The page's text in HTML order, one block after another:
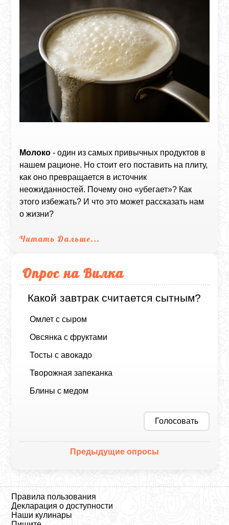
Молоко - один из самых привычных продуктов в
нашем рационе. Но стоит его поставить на плиту,
как оно превращается в источник
неожиданностей. Почему оно «убегает»? Как
этого избежать? И что это может рассказать нам
о жизни?
Читать Дальше...
Опрос на Вилка
Какой завтрак считается сытным?
Омлет с сыром
Овсянка с фруктами
Тосты с авокадо
Творожная запеканка
Блины с медом
Голосовать
Предыдущие опросы
Правила пользования
Декларация о доступности
Наши кулинары